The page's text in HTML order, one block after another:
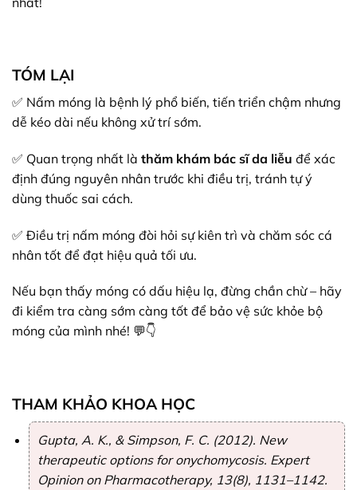
TÓM LẠI
✅ Nấm móng là bệnh lý phổ biến, tiến triển chậm nhưng
dễ kéo dài nếu không xử trí sớm.
✅ Quan trọng nhất là thăm khám bác sĩ da liễu để xác
định đúng nguyên nhân trước khi điều trị, tránh tự ý
dùng thuốc sai cách.
✅ Điều trị nấm móng đòi hỏi sự kiên trì và chăm sóc cá
nhân tốt để đạt hiệu quả tối ưu.
Nếu bạn thấy móng có dấu hiệu lạ, đừng chần chừ – hãy
đi kiểm tra càng sớm càng tốt để bảo vệ sức khỏe bộ
móng của mình nhé! 💬👇
THAM KHẢO KHOA HỌC
Gupta, A. K., & Simpson, F. C. (2012). New
therapeutic options for onychomycosis. Expert
Opinion on Pharmacotherapy, 13(8), 1131–1142.